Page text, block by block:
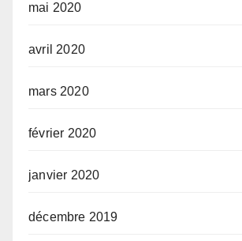
mai 2020
avril 2020
mars 2020
février 2020
janvier 2020
décembre 2019